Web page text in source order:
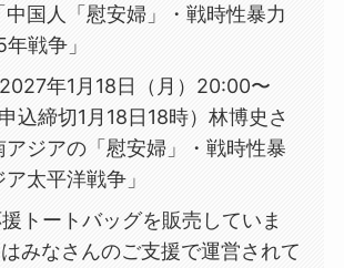
中国人「慰安婦」・戦時性暴力
戦争」
年1月18日（月）20:00〜
込締切1月18日18時）林博史さ
アジアの「慰安婦」・戦時性暴
太平洋戦争」
トートバッグを販売していま
みなさんのご支援で運営されて